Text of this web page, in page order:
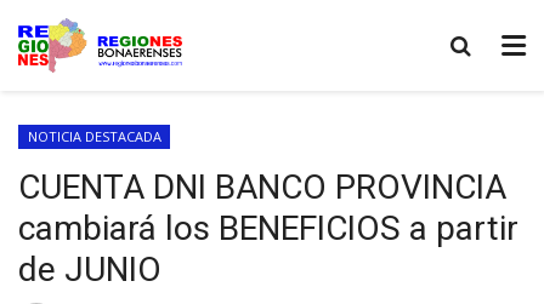
NOTICIA DESTACADA
CUENTA DNI BANCO PROVINCIA
cambiará los BENEFICIOS a partir
de JUNIO